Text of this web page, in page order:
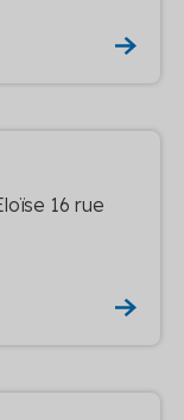
16 rue